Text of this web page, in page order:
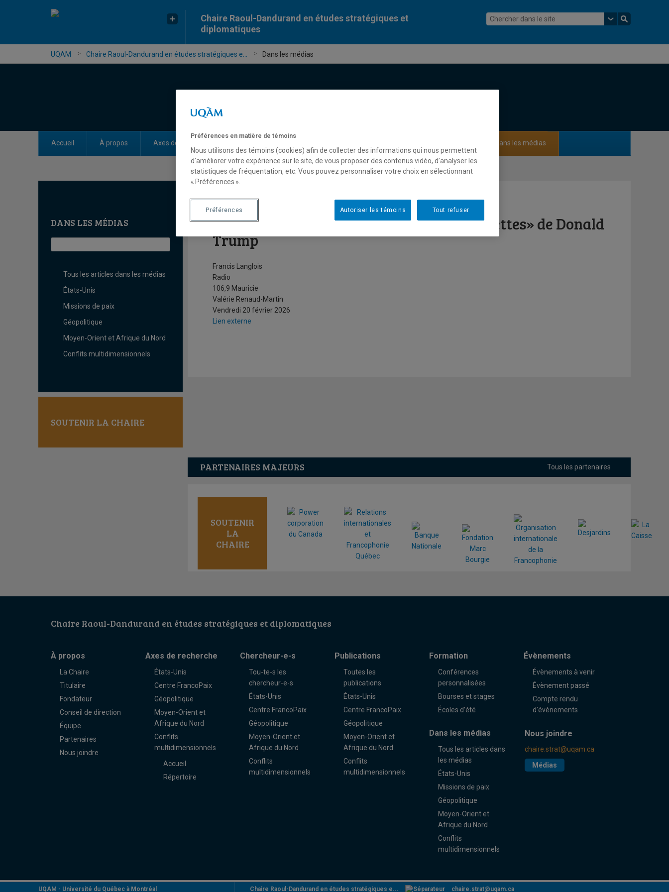
Chaire Raoul-Dandurand en études stratégiques et
diplomatiques
UQAM Chaire Raoul-Dandurand en études stratégiques e... Dans les médias
Accueil À propos Axes de recherche Dans les médias
DANS LES MÉDIAS
Tous les articles dans les médias
États-Unis
Missions de paix
Géopolitique
Moyen-Orient et Afrique du Nord
Conflits multidimensionnels
SOUTENIR LA CHAIRE
Quelles seront les prochaines «entourloupettes» de Donald
Trump
Francis Langlois
Radio
106,9 Mauricie
Valérie Renaud-Martin
Vendredi 20 février 2026
Lien externe
PARTENAIRES MAJEURS Tous les partenaires
SOUTENIR
LA
CHAIRE
Chaire Raoul-Dandurand en études stratégiques et diplomatiques
À propos
La Chaire
Titulaire
Fondateur
Conseil de direction
Équipe
Partenaires
Nous joindre
Axes de recherche
États-Unis
Centre FrancoPaix
Géopolitique
Moyen-Orient et
Afrique du Nord
Conflits
multidimensionnels
Accueil
Répertoire
Chercheur-e-s
Tou-te-s les
chercheur-e-s
États-Unis
Centre FrancoPaix
Géopolitique
Moyen-Orient et
Afrique du Nord
Conflits
multidimensionnels
Publications
Toutes les
publications
États-Unis
Centre FrancoPaix
Géopolitique
Moyen-Orient et
Afrique du Nord
Conflits
multidimensionnels
Formation
Conférences
personnalisées
Bourses et stages
Écoles d’été
Évènements
Évènements à venir
Évènement passé
Compte rendu
d’évènements
Dans les médias
Tous les articles dans
les médias
États-Unis
Missions de paix
Géopolitique
Moyen-Orient et
Afrique du Nord
Conflits
multidimensionnels
Nous joindre
chaire.strat@uqam.ca
Médias
UQAM - Université du Québec à Montréal Chaire Raoul-Dandurand en études stratégiques e... chaire.strat@uqam.ca
Préférences en matière de témoins
Nous utilisons des témoins (cookies) afin de collecter des informations qui nous permettent
d’améliorer votre expérience sur le site, de vous proposer des contenus vidéo, d’analyser les
statistiques de fréquentation, etc. Vous pouvez personnaliser votre choix en sélectionnant
« Préférences ».
Tout refuser
Autoriser les témoins
Préférences